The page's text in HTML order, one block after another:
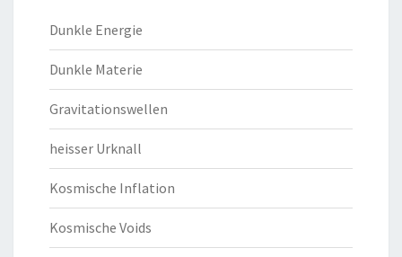
Dunkle Energie
Dunkle Materie
Gravitationswellen
heisser Urknall
Kosmische Inflation
Kosmische Voids